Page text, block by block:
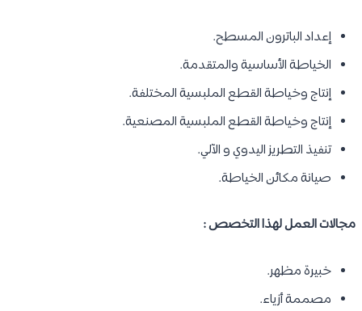
إعداد الباترون المسطح.
الخياطة الأساسية والمتقدمة.
إنتاج وخياطة القطع الملبسية المختلفة.
إنتاج وخياطة القطع الملبسية المصنعية.
تنفيذ التطريز اليدوي و الآلي.
صيانة مكائن الخياطة.
مجالات العمل لهذا التخصص :
خبيرة مظهر.
مصممة أزياء.